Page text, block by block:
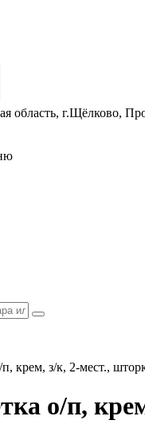
область, г.Щёлково,
п, крем, з/к, 2-мест.,
о/п,